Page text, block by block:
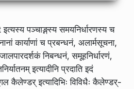
पञ्चाङ्गस्य समयनिर्धारणस्य च
कार्याणां च प्रबन्धनं, अलार्मसूचना,
निबन्धनं, समूहनिर्धारणं,
इत्यादीनि प्रदाति इदं
कैलेण्डर् इत्यादिभिः विविधैः कैलेण्डर्-